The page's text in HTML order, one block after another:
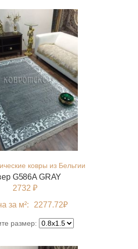
ковры из Бельгии
G586A GRAY
2732 ₽
за м²:
2277.72₽
размер: